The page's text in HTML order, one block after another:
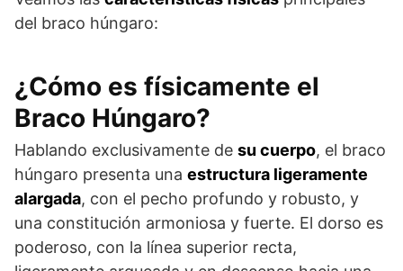
del braco húngaro:
¿Cómo es físicamente el
Braco Húngaro?
Hablando exclusivamente de su cuerpo, el braco
húngaro presenta una estructura ligeramente
alargada, con el pecho profundo y robusto, y
una constitución armoniosa y fuerte. El dorso es
poderoso, con la línea superior recta,